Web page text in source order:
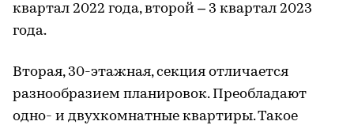
квартал 2022 года, второй – 3 квартал 2023
года.
Вторая, 30-этажная, секция отличается
разнообразием планировок. Преобладают
одно- и двухкомнатные квартиры. Такое